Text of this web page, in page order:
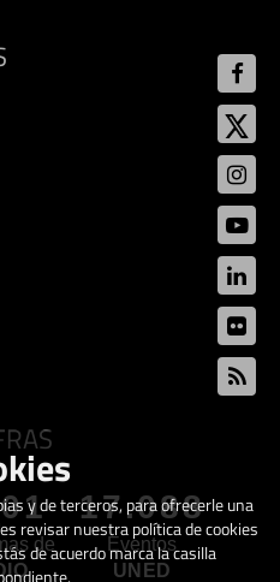
de
17.088
Eventos
UNED
y de terceros, para ofrecerle una
revisar nuestra política de cookies
de acuerdo marca la casilla